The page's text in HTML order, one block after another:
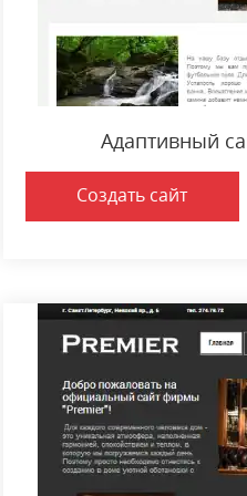
Адаптивный
Создать сайт